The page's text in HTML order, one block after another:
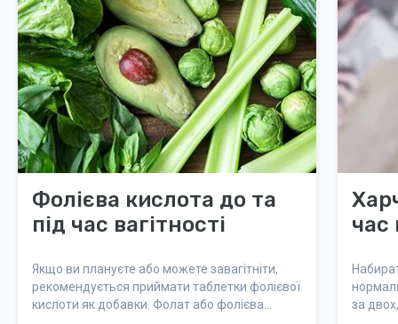
Фолієва кислота до та
під час вагітності
Якщо ви плануєте або можете завагітніти,
рекомендується приймати таблетки фолієвої
кислоти як добавки. Фолат або фолієва
час
за